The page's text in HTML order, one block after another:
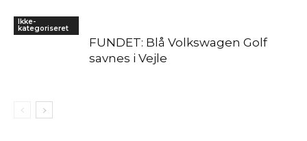
Ikke-
kategoriseret
FUNDET: Blå Volkswagen Golf
savnes i Vejle